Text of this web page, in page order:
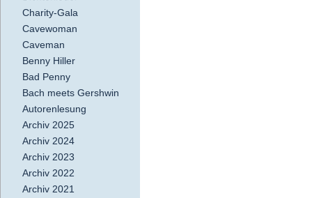
Charity-Gala
Cavewoman
Caveman
Benny Hiller
Bad Penny
Bach meets Gershwin
Autorenlesung
Archiv 2025
Archiv 2024
Archiv 2023
Archiv 2022
Archiv 2021